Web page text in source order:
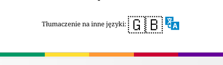
Tłumaczenie na inne języki: 🇬🇧